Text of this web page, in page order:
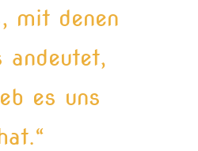
mit denen
andeutet,
es uns